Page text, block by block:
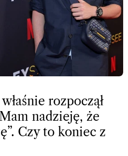
rozpoczął
nadzieję, że
Czy to koniec z